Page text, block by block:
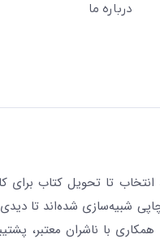
درباره ما
تا تحویل کتاب برای
شبیه‌سازی شده‌اند تا دیدی
با ناشران معتبر،